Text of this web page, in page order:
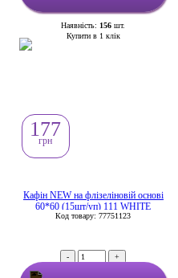
Наявність: 156 шт.
Купити в 1 клік
Кафін NEW на флізеліновій основі
60*60 (15шт/уп) 111 WHITE
Код товару: 77751123
177
грн
- +